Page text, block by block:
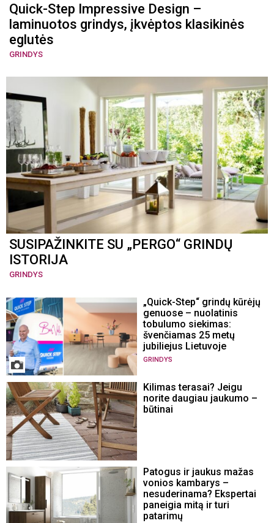
Quick-Step Impressive Design –
laminuotos grindys, įkvėptos klasikinės
eglutės
GRINDYS
SUSIPAŽINKITE SU „PERGO“ GRINDŲ
ISTORIJA
GRINDYS
„Quick-Step“ grindų kūrėjų
genuose – nuolatinis
tobulumo siekimas:
švenčiamas 25 metų
jubiliejus Lietuvoje
GRINDYS
Kilimas terasai? Jeigu
norite daugiau jaukumo –
būtinai
Patogus ir jaukus mažas
vonios kambarys –
nesuderinama? Ekspertai
paneigia mitą ir turi
patarimų